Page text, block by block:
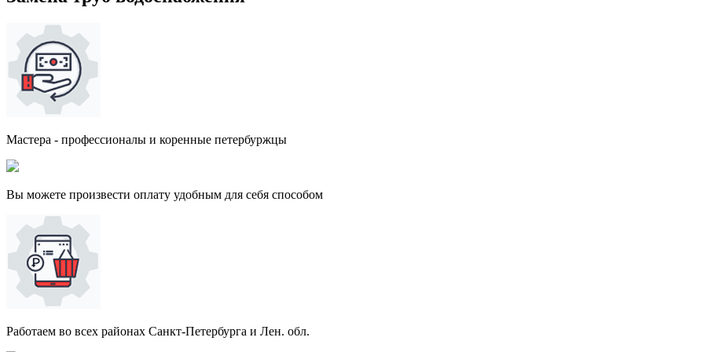
Мастера - профессионалы и коренные петербуржцы
Вы можете произвести оплату удобным для себя способом
Работаем во всех районах Санкт-Петербурга и Лен. обл.